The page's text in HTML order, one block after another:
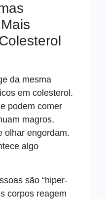
da mesma
em colesterol.
podem comer
magros,
olhar engordam.
algo
são “hiper-
corpos reagem